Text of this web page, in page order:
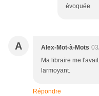
évoquée
A Alex-Mot-à-Mots
Ma libraire me
larmoyant.
Répondre